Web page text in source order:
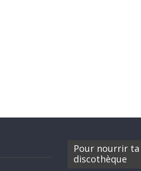
Pour nourrir ta
discothèque